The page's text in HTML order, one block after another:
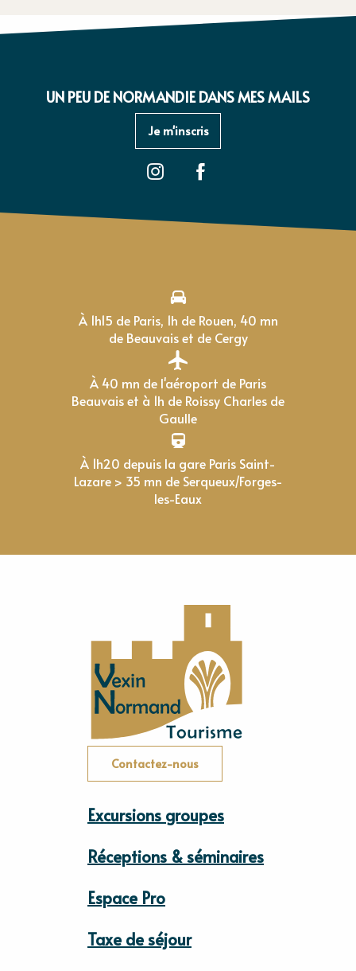
UN PEU DE NORMANDIE DANS MES MAILS
Je m'inscris
À 1h15 de Paris, 1h de Rouen, 40 mn
de Beauvais et de Cergy
À 40 mn de l'aéroport de Paris
Beauvais et à 1h de Roissy Charles de
Gaulle
À 1h20 depuis la gare Paris Saint-
Lazare > 35 mn de Serqueux/Forges-
les-Eaux
Contactez-nous
Excursions groupes
Réceptions & séminaires
Espace Pro
Taxe de séjour